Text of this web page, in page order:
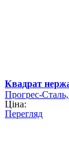
Квадрат
Прогрес-
Ціна:
Перегляд